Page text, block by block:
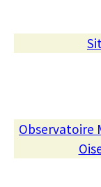
Observatoire